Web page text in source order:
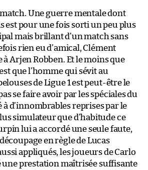
Une guerre mentale dont
est pour une fois sorti un peu plus
mais brillant d’un match sans
rien eu d’amical, Clément
Arjen Robben. Et le moins que
que l’homme qui sévit au
de Ligue 1 est peut-être le
se faire avoir par les spéciales du
à d’innombrables reprises par le
simulateur que d’habitude ce
lui a accordé une seule faute,
en règle de Lucas
appliqués, les joueurs de Carlo
prestation maîtrisée suffisante